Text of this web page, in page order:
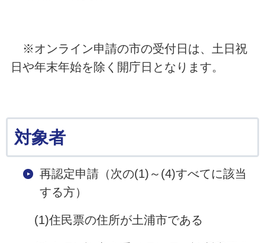
※オンライン申請の市の受付日は、土日祝
日や年末年始を除く開庁日となります。
対象者
再認定申請（次の(1)～(4)すべてに該当
する方）
(1)住民票の住所が土浦市である